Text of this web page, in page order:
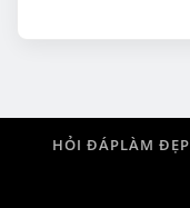
HỎI ĐÁPLÀM ĐẸP